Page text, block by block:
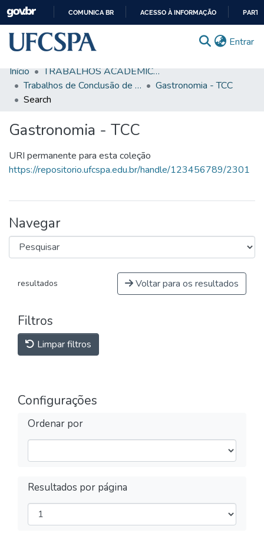
CONTEÚDO
COMUNICA BR ACESSO À INFORMAÇÃO
Entrar
Comunidades & Coleções
Busca Facetada
Estatísticas
Autoarquivamento
Sobre o RI-UFCSPA
FAQ
Ajuda
Início
TRABALHOS ACADÊMICOS
Trabalhos de Conclusão de Curso de Graduação
Gastronomia - TCC
Search
Gastronomia - TCC
URI permanente para esta coleção
https://repositorio.ufcspa.edu.br/handle/123456789/2301
Navegar
resultados Voltar para os resultados
Filtros
Limpar filtros
Configurações
Ordenar por
Resultados por página